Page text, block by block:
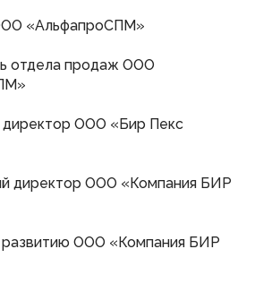
материалы
ПФО
«АльфапроСПМ»
отдела продаж ООО
директор ООО «Бир Пекс
директор ООО «Компания БИР
ООО «Компания БИР